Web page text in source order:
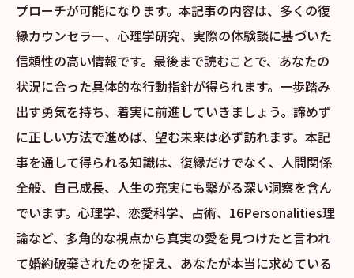
プローチが可能になります。本記事の内容は、多くの復
縁カウンセラー、心理学研究、実際の体験談に基づいた
信頼性の高い情報です。最後まで読むことで、あなたの
状況に合った具体的な行動指針が得られます。一歩踏み
出す勇気を持ち、着実に前進していきましょう。諦めず
に正しい方法で進めば、望む未来は必ず訪れます。本記
事を通して得られる知識は、復縁だけでなく、人間関係
全般、自己成長、人生の充実にも繋がる深い洞察を含ん
でいます。心理学、恋愛科学、占術、16Personalities理
論など、多角的な視点から真実の愛を見つけたと言われ
て婚約破棄されたのを捉え、あなたが本当に求めている